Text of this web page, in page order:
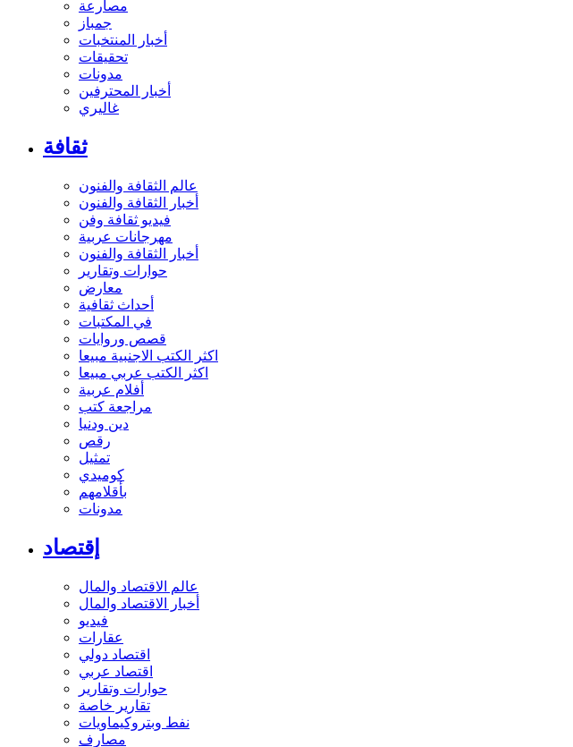
مصارعة
جمباز
أخبار المنتخبات
تحقيقات
مدونات
أخبار المحترفين
غاليري
ثقافة
عالم الثقافة والفنون
أخبار الثقافة والفنون
فيديو ثقافة وفن
مهرجانات عربية
أخبار الثقافة والفنون
حوارات وتقارير
معارض
أحداث ثقافية
في المكتبات
قصص وروايات
اكثر الكتب الاجنبية مبيعا
اكثر الكتب عربي مبيعا
أفلام عربية
مراجعة كتب
دين ودنيا
رقص
تمثيل
كوميدي
بأقلامهم
مدونات
إقتصاد
عالم الاقتصاد والمال
أخبار الاقتصاد والمال
فيديو
عقارات
اقتصاد دولي
اقتصاد عربي
حوارات وتقارير
تقارير خاصة
نفط وبتروكيماويات
مصارف